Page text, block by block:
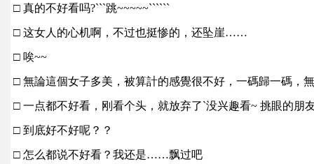
□ 真的不好看吗?```跳~~~~~``````
□ 这女人的心机啊，不过也挺惨的，还坠崖……
□ 唉~~
□ 無論這個女子多美，被算計的感覺很不好，一碼歸一碼，
□ 一点都不好看，刚看个头，就放弃了`没兴趣看~ 挑眼的朋
□ 到底好不好呢？？
□ 怎么都说不好看？我还是……飘过吧